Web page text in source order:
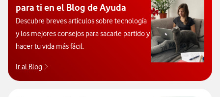
para ti en el Blog de Ayuda
Descubre breves artículos sobre tecnología
y los mejores consejos para sacarle partido y
hacer tu vida más fácil.
Ir al Blog